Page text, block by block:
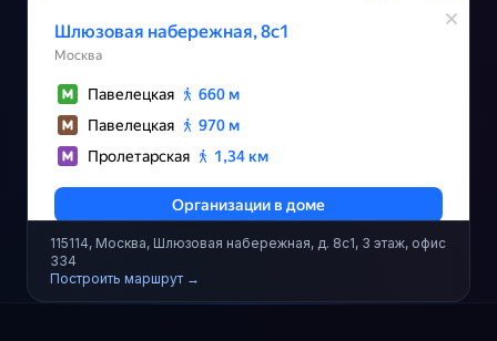
115114, Москва, Шлюзовая набережная, д. 8с1, 3 этаж, офис
334
Построить маршрут →